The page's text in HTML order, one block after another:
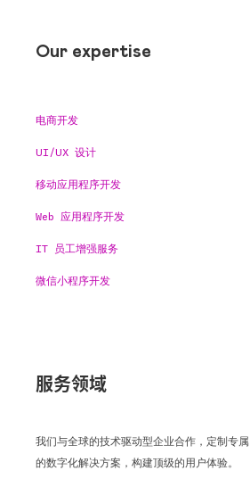
Our expertise
电商开发
UI/UX 设计
移动应用程序开发
Web 应用程序开发
IT 员工增强服务
微信小程序开发
服务领域
我们与全球的技术驱动型企业合作，定制专属
的数字化解决方案，构建顶级的用户体验。